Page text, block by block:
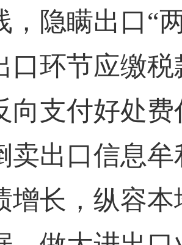
，隐瞒出口“
口环节应缴
向支付好处
卖出口信息
增长，纵容